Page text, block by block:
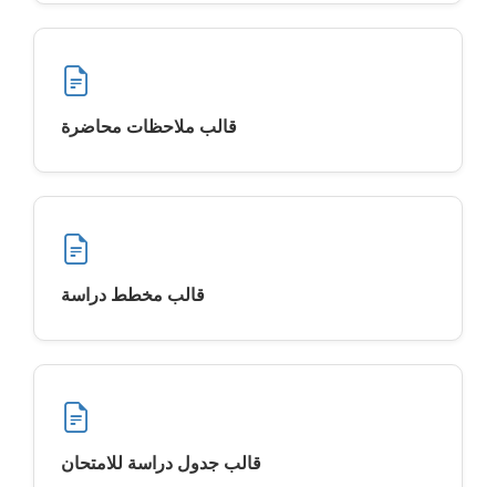
قالب ملاحظات محاضرة
قالب مخطط دراسة
قالب جدول دراسة للامتحان